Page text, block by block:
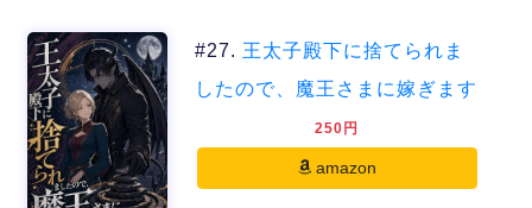
#27. 王太子殿下に捨てられま
したので、魔王さまに嫁ぎます
250円
amazon